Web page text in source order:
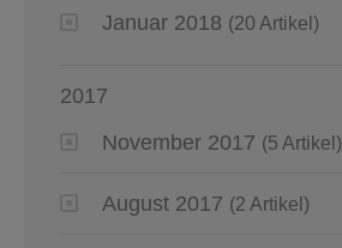
Januar 2018 (20 Artikel)
2017
November 2017 (5 Artikel)
August 2017 (2 Artikel)